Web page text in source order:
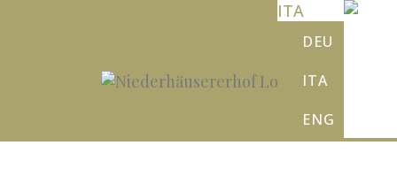
ITA
DEU
ITA
ENG